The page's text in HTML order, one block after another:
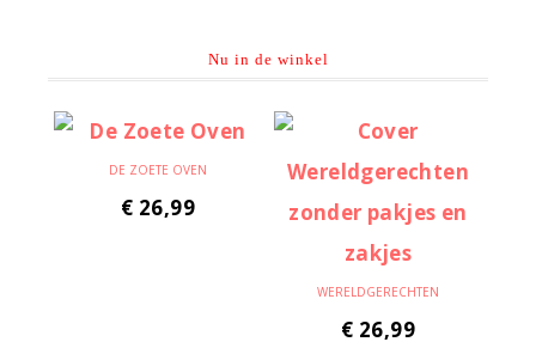
Nu in de winkel
DE ZOETE OVEN
€ 26,99
WERELDGERECHTEN
€ 26,99